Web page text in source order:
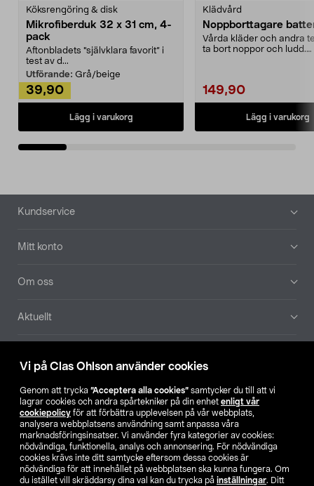
Vi på Clas Ohlson använder cookies
Genom att trycka ”Acceptera alla cookies” samtycker du till att vi
lagrar cookies och andra spårtekniker på din enhet enligt vår
cookiepolicy för att förbättra upplevelsen på vår webbplats,
analysera webbplatsens användning samt anpassa våra
marknadsföringsinsatser. Vi använder fyra kategorier av cookies:
nödvändiga, funktionella, analys och annonsering. För nödvändiga
cookies krävs inte ditt samtycke eftersom dessa cookies är
nödvändiga för att innehållet på webbplatsen ska kunna fungera. Om
du istället vill skräddarsy dina val kan du trycka på inställningar. Ditt
Köksrengöring & disk
Mikrofiberduk 32 x 31 cm, 4-
pack
Aftonbladets "självklara favorit” i
test av d...
Utförande: Grå/beige
39,90
Lägg i varukorg
Klädvård
Noppborttagare
Vårda kläder och andra
ta bort noppor och ludd.
149,90
Lägg i varukorg
Sidfot
Kundservice
Mitt konto
Om oss
Aktuellt
Hitta butik
SE NO FI